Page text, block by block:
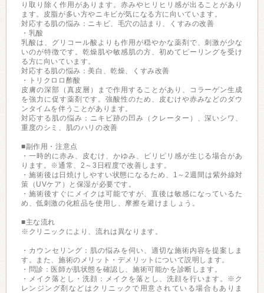
り取り除く作用があります。赤みやヒリヒリ感が出ることがあり
ます。皮脂が多い方やニキビが気になる方に向いています。
対応する肌の悩み：ニキビ、毛穴の詰まり、くすみの改善
・乳酸
乳酸は、グリコール酸よりも作用が穏やかな薬剤で、刺激が少な
いのが特徴です。乾燥肌や敏感肌の方、初めてピーリングを受け
る方に向いています。
対応する肌の悩み：美白、乾燥、くすみ改善
・トリクロロ酢酸
皮膚の深部（真皮層）まで作用することがあり、コラーゲン生成
を強力に促す薬剤です。強酸性のため、皮むけや赤みなどのダウ
ンタイムを伴うことがあります。
対応する肌の悩み：ニキビ跡の凹み（クレーター）、深いシワ、
重度のシミ、肌のハリの改善
■副作用・注意点
・一時的に赤み、皮むけ、かゆみ、ピリピリ感が生じる場合があ
ります。※通常、2～3日程度で改善します。
・施術後は日焼けしやすい状態になるため、1～2週間は紫外線対
策（UVケア）と保湿が必要です。
・施術後すぐにメイクは可能ですが、直後は敏感になっているた
め、低刺激の化粧品を使用し、摩擦を避けましょう。
■主な流れ
※クリニックにより、流れは異なります。
・カウンセリング：肌の悩みを伺い、適切な施術内容を提案しま
す。また、施術のメリット・デメリットについて説明します。
・問診：医師が肌状態を確認し、施術可能かを診断します。
・メイク落とし・洗顔：メイクを落とし、洗顔を行います。※ク
レンジング剤などはクリニックで用意されている場合もありま